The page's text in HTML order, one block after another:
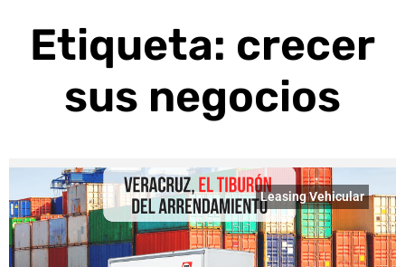
Etiqueta: crecer
sus negocios
Leasing Vehicular